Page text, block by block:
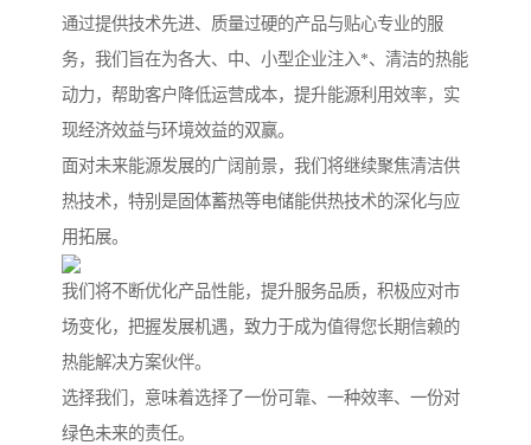
通过提供技术先进、质量过硬的产品与贴心专业的服
务，我们旨在为各大、中、小型企业注入*、清洁的热能
动力，帮助客户降低运营成本，提升能源利用效率，实
现经济效益与环境效益的双赢。
面对未来能源发展的广阔前景，我们将继续聚焦清洁供
热技术，特别是固体蓄热等电储能供热技术的深化与应
用拓展。
我们将不断优化产品性能，提升服务品质，积极应对市
场变化，把握发展机遇，致力于成为值得您长期信赖的
热能解决方案伙伴。
选择我们，意味着选择了一份可靠、一种效率、一份对
绿色未来的责任。